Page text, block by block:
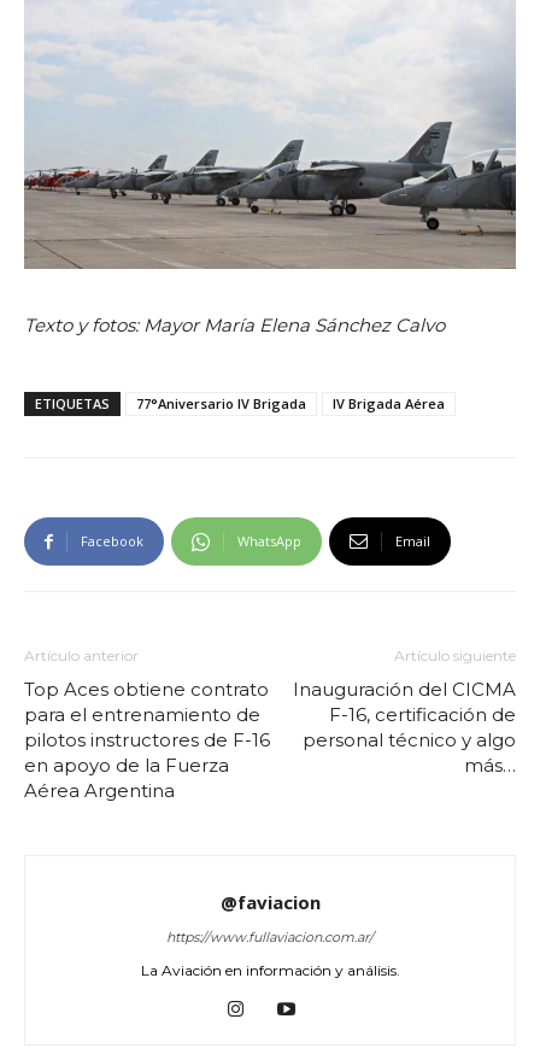
Texto y fotos: Mayor María Elena Sánchez Calvo
ETIQUETAS 77°Aniversario IV Brigada IV Brigada Aérea
Facebook WhatsApp Email
Artículo anterior
Top Aces obtiene contrato
para el entrenamiento de
pilotos instructores de F-16
en apoyo de la Fuerza
Aérea Argentina
Artículo siguiente
Inauguración del CICMA
F-16, certificación de
personal técnico y algo
más…
@faviacion
https://www.fullaviacion.com.ar/
La Aviación en información y análisis.